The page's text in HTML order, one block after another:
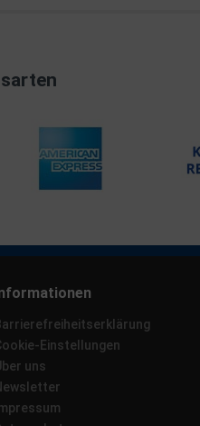
Einstellungen
uns